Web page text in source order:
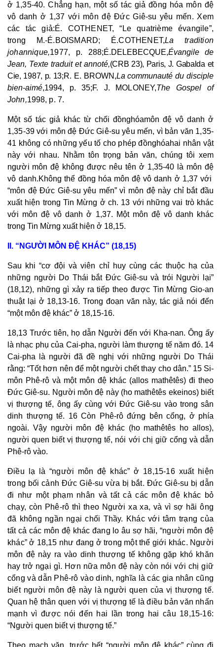
ở 1,35-40. Chẳng hạn, một số tác giả đồng hóa môn đệ
vô danh ở 1,37 với môn đệ Đức Giê-su yêu mến. Xem
các tác giả:É. COTHENET, “Le quatrième évangile”,
trong M.-É. BOISMARD; É.COTHENET,La tradition
johannique,1977, p. 288;É.DELEBECQUE,Évangile de
Jean, Texte traduit et annoté,(CRB 23), Paris, J. Gabalda et
Cie, 1987, p. 13;R. E. BROWN,La communauté du disciple
bien-aimé,1994, p. 35;F. J. MOLONEY,The Gospel of
John,1998, p. 7.
Một số tác giả khác từ chối đồnghóamôn đệ vô danh ở
1,35-39 với môn đệ Đức Giê-su yêu mến, vì bản văn 1,35-
41 không có những yếu tố cho phép đồnghóahai nhân vật
này với nhau. Nhằm tôn trọng bản văn, chúng tôi xem
người môn đệ không được nêu tên ở 1,35-40 là môn đệ
vô danh.Không thể đồng hóa môn đệ vô danh ở 1,37 với
“môn đệ Đức Giê-su yêu mến” vì môn đệ này chỉ bắt đầu
xuất hiện trong Tin Mừng ở ch. 13 với những vai trò khác
với môn đệ vô danh ở 1,37. Một môn đệ vô danh khác
trong Tin Mừng xuất hiện ở 18,15.
II. “NGƯỜI MÔN ĐỆ KHÁC” (18,15)
Sau khi “cơ đội và viên chỉ huy cùng các thuộc hạ của
những người Do Thái bắt Đức Giê-su và trói Người lại”
(18,12), những gì xảy ra tiếp theo được Tin Mừng Gio-an
thuật lại ở 18,13-16. Trong đoạn văn này, tác giả nói đến
“một môn đệ khác” ở 18,15-16.
18,13 Trước tiên, họ dẫn Người đến với Kha-nan. Ông ấy
là nhạc phụ của Cai-pha, người làm thượng tế năm đó. 14
Cai-pha là người đã đề nghị với những người Do Thái
rằng: “Tốt hơn nên để một người chết thay cho dân.” 15 Si-
môn Phê-rô và một môn đệ khác (allos mathêtês) đi theo
Đức Giê-su. Người môn đệ này (ho mathêtês ekeinos) biết
vị thượng tế, ông ấy cùng với Đức Giê-su vào trong sân
dinh thượng tế. 16 Còn Phê-rô đứng bên cổng, ở phía
ngoài. Vậy người môn đệ khác (ho mathêtês ho allos),
người quen biết vị thượng tế, nói với chị giữ cổng và dẫn
Phê-rô vào.
Điều lạ là “người môn đệ khác” ở 18,15-16 xuất hiện
trong bối cảnh Đức Giê-su vừa bị bắt. Đức Giê-su bị dẫn
đi như một phạm nhân và tất cả các môn đệ khác bỏ
chạy, còn Phê-rô thì theo Người xa xa, và vì sợ hãi ông
đã không ngần ngại chối Thầy. Khác với tâm trạng của
tất cả các môn đệ khác đang lo âu sợ hãi, “người môn đệ
khác” ở 18,15 như đang ở trong một thế giới khác. Người
môn đệ này ra vào dinh thượng tế không gặp khó khăn
hay trở ngại gì. Hơn nữa môn đệ này còn nói với chị giữ
cổng và dẫn Phê-rô vào dinh, nghĩa là các gia nhân cũng
biết người môn đệ này là người quen của vị thượng tế.
Quan hệ thân quen với vị thượng tế là điều bản văn nhấn
mạnh vì được nói đến hai lần trong hai câu 18,15-16:
“Người quen biết vị thượng tế.”
Theo mạch văn, trước hết “người môn đệ khác” cùng đi